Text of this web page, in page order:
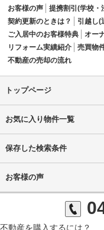
お客様の声 提携割引(学校・
契約更新のときは？
引越し(
ご入居中のお客様特典
オー
リフォーム実績紹介
売買物
不動産の売却の流れ
トップページ
お気に入り物件一覧
保存した検索条件
お客様の声
不動産を購入するには？